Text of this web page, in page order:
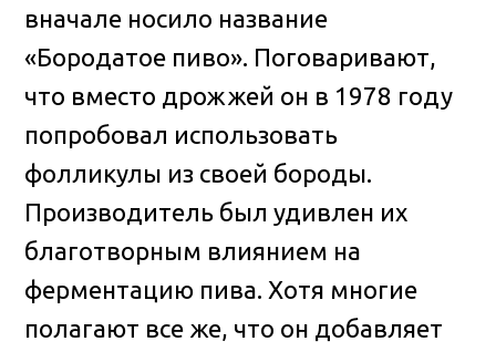
вначале носило название
«Бородатое пиво». Поговаривают,
что вместо дрожжей он в 1978 году
попробовал использовать
фолликулы из своей бороды.
Производитель был удивлен их
благотворным влиянием на
ферментацию пива. Хотя многие
полагают все же, что он добавляет